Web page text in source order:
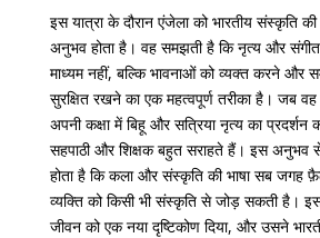
इस यात्रा के दौरान एंजेला को भारतीय संस्कृति की
अनुभव होता है। वह समझती है कि नृत्य और संगीत
माध्यम नहीं, बल्कि भावनाओं को व्यक्त करने और
सुरक्षित रखने का एक महत्वपूर्ण तरीका है। जब
अपनी कक्षा में बिहू और सत्रिया नृत्य का
सहपाठी और शिक्षक बहुत सराहते हैं। इस अनुभव
होता है कि कला और संस्कृति की भाषा सब जगह
व्यक्ति को किसी भी संस्कृति से जोड़ सकती है।
जीवन को एक नया दृष्टिकोण दिया, और उसने